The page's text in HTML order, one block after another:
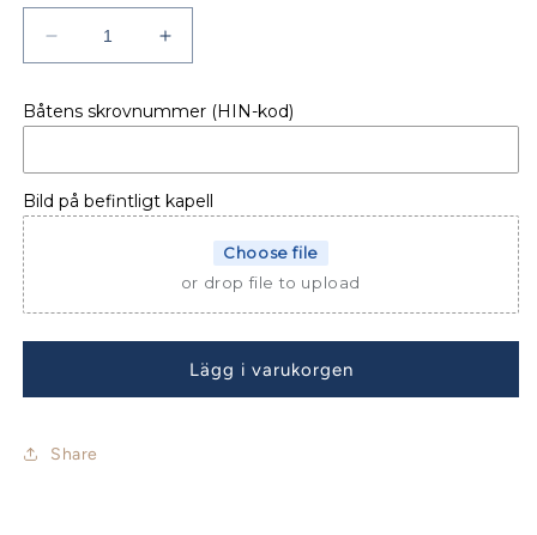
Minska
kvantitet
BÅTKAPELL
475
DC
(FINNSPORT
Öka
kvantitet
BÅTKAPELL
475
DC
(FINNSPORT
Båtens skrovnummer (HIN-kod)
Bild på befintligt kapell
Choose file
or drop file to upload
Lägg i varukorgen
Share